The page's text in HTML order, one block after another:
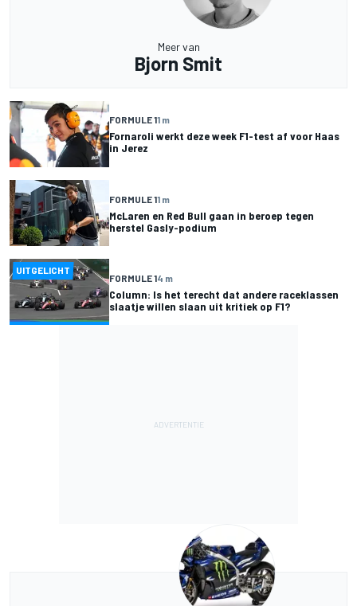
Meer van
Bjorn Smit
FORMULE 11 m
Fornaroli werkt deze week F1-test af voor Haas
in Jerez
FORMULE 11 m
McLaren en Red Bull gaan in beroep tegen
herstel Gasly-podium
UITGELICHT
FORMULE 14 m
Column: Is het terecht dat andere raceklassen
slaatje willen slaan uit kritiek op F1?